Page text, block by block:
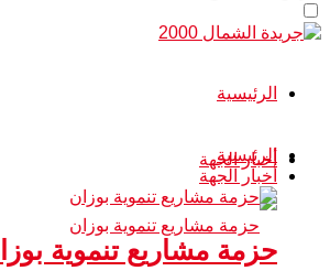
الرئيسية
أخبار الجهة
الرئيسية
أخبار الجهة
حزمة مشاريع تنموية